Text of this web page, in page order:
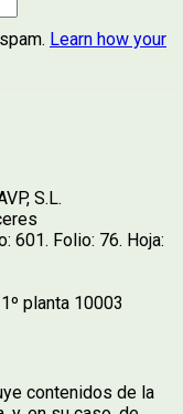
Learn how your
S.L.
601. Folio: 76. Hoja:
planta 10003
contenidos de la